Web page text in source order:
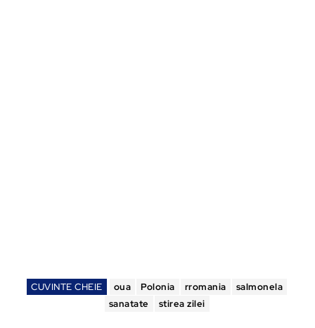
CUVINTE CHEIE oua Polonia rromania
salmonela
sanatate
stirea zilei